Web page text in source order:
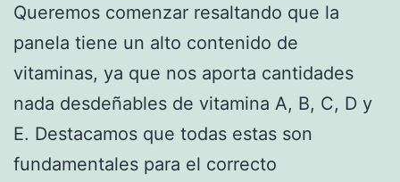
Queremos comenzar resaltando que la
panela tiene un alto contenido de
vitaminas, ya que nos aporta cantidades
nada desdeñables de vitamina A, B, C, D y
E. Destacamos que todas estas son
fundamentales para el correcto